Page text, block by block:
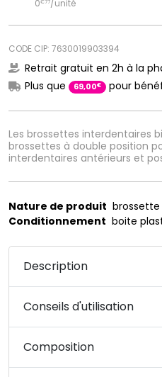
Les brossettes interdentaires
brossettes à double position
interdentaires antérieurs et
0€77/unité
CODE CIP: 7630019903394
Retrait gratuit en 2h à la
Plus que
69,00€ pour
Nature de produit
Conditionnement boite
Description
Conseils d'utilisation
Composition